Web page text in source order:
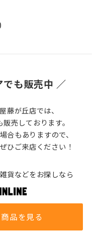
も販売中 ／
藤が丘店では、
売しております。
合もありますので、
ひご来店ください！
貨などをお探しなら
品を見る